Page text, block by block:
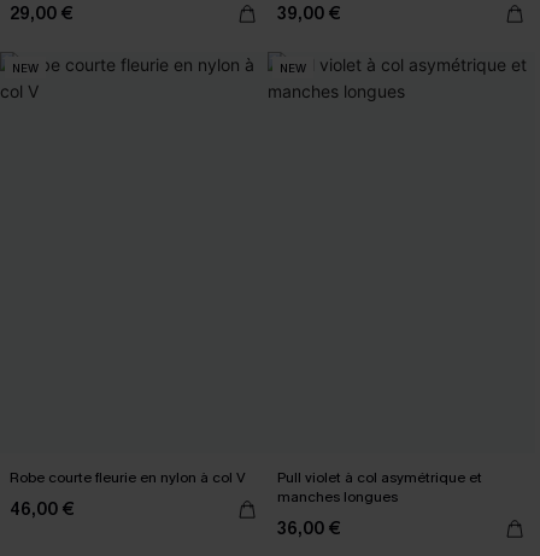
29,00 € 39,00 €
NEW
Robe courte fleurie en nylon à col V
46,00 €
NEW
Pull violet à col asymétrique et
manches longues
36,00 €